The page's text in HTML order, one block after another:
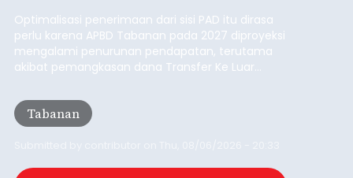
Optimalisasi penerimaan dari sisi PAD itu dirasa
perlu karena APBD Tabanan pada 2027 diproyeksi
mengalami penurunan pendapatan, terutama
akibat pemangkasan dana Transfer Ke Luar
Tabanan